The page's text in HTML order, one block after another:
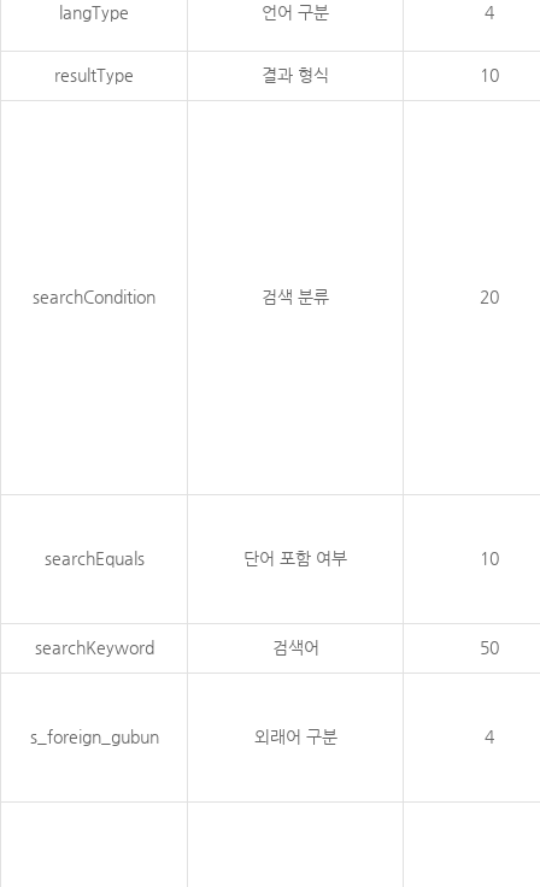
langType 언어 구분 4
resultType 결과 형식 10
searchCondition 검색 분류 20
searchEquals 단어 포함 여부 10
searchKeyword 검색어 50
s_foreign_gubun 외래어 구분 4